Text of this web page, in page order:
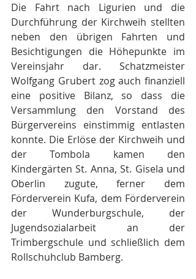
Die Fahrt nach Ligurien und die
Durchführung der Kirchweih stellten
neben den übrigen Fahrten und
Besichtigungen die Höhepunkte im
Vereinsjahr dar. Schatzmeister
Wolfgang Grubert zog auch finanziell
eine positive Bilanz, so dass die
Versammlung den Vorstand des
Bürgervereins einstimmig entlasten
konnte. Die Erlöse der Kirchweih und
der Tombola kamen den
Kindergärten St. Anna, St. Gisela und
Oberlin zugute, ferner dem
Förderverein Kufa, dem Förderverein
der Wunderburgschule, der
Jugendsozialarbeit an der
Trimbergschule und schließlich dem
Rollschuhclub Bamberg.